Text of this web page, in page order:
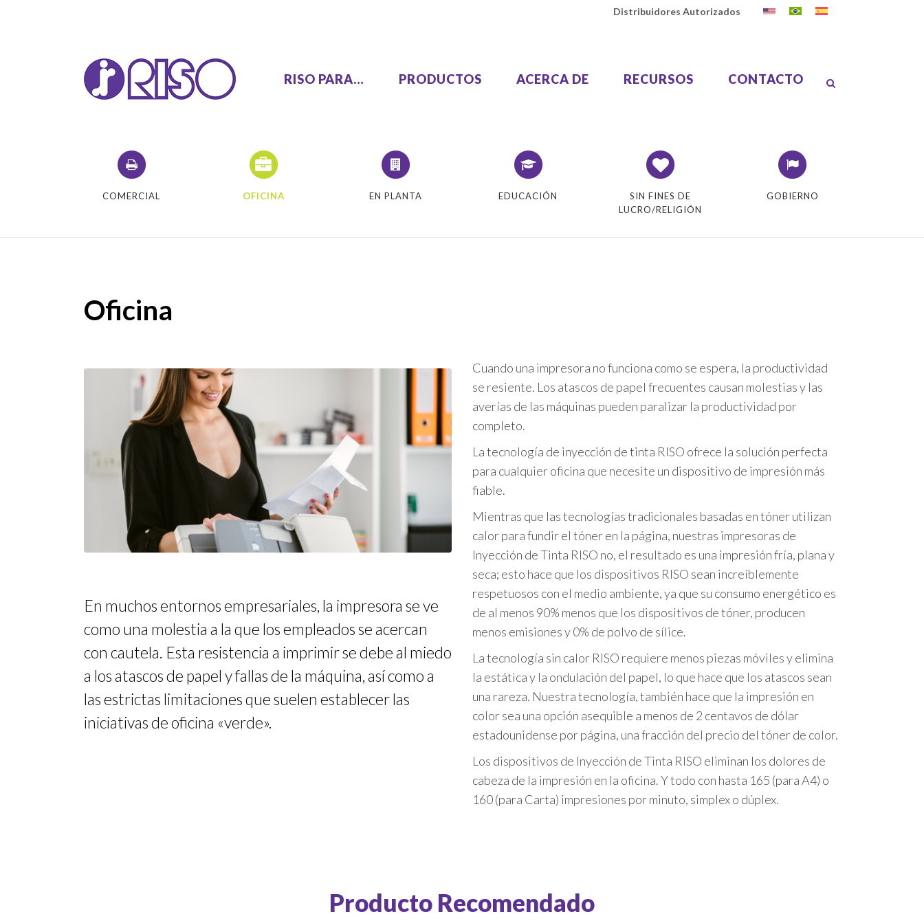
Distribuidores Autorizados
RISO PARA… PRODUCTOS
COMCOLOR FT5000
COMCOLOR FT1430
Uma Pasada, Dos Colores
MH9450
Alta Velocidad, Alto Volumen
SF5230 EII
SF5130 EII
Series CV
ACERCA DE RECURSOS CONTACTO
COMERCIAL OFICINA EN PLANTA EDUCACIÓN
SIN FINES DE
LUCRO/RELIGIÓN
GOBIERNO
Oficina
En muchos entornos empresariales, la impresora se ve
como una molestia a la que los empleados se acercan
con cautela. Esta resistencia a imprimir se debe al miedo
a los atascos de papel y fallas de la máquina, así como a
las estrictas limitaciones que suelen establecer las
iniciativas de oficina «verde».
Cuando una impresora no funciona como se espera, la productividad
se resiente. Los atascos de papel frecuentes causan molestias y las
averías de las máquinas pueden paralizar la productividad por
completo.
La tecnología de inyección de tinta RISO ofrece la solución perfecta
para cualquier oficina que necesite un dispositivo de impresión más
fiable.
Mientras que las tecnologías tradicionales basadas en tóner utilizan
calor para fundir el tóner en la página, nuestras impresoras de
Inyección de Tinta RISO no, el resultado es una impresión fría, plana y
seca; esto hace que los dispositivos RISO sean increíblemente
respetuosos con el medio ambiente, ya que su consumo energético es
de al menos 90% menos que los dispositivos de tóner, producen
menos emisiones y 0% de polvo de sílice.
La tecnología sin calor RISO requiere menos piezas móviles y elimina
la estática y la ondulación del papel, lo que hace que los atascos sean
una rareza. Nuestra tecnología, también hace que la impresión en
color sea una opción asequible a menos de 2 centavos de dólar
estadounidense por página, una fracción del precio del tóner de color.
Los dispositivos de Inyección de Tinta RISO eliminan los dolores de
cabeza de la impresión en la oficina. Y todo con hasta 165 (para A4) o
160 (para Carta) impresiones por minuto, simplex o dúplex.
Producto Recomendado